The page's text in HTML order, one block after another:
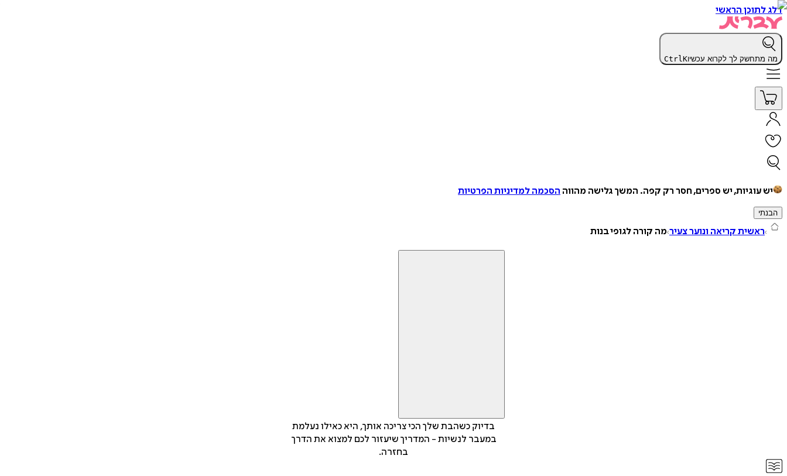
דלג לתוכן הראשי
מה מתחשק לך לקרוא עכשיו CtrlK
יש עוגיות, יש ספרים, חסר רק קפה. המשך גלישה מהווה הסכמה למדיניות הפרטיות
הבנתי
ראשית קריאה ונוער צעיר מה קורה לגופי בנות
בדיוק כשהבת שלך הכי צריכה אותך, היא כאילו נעלמת
במעבר לנשיות - המדריך שיעזור לכם למצוא את הדרך
בחזרה.